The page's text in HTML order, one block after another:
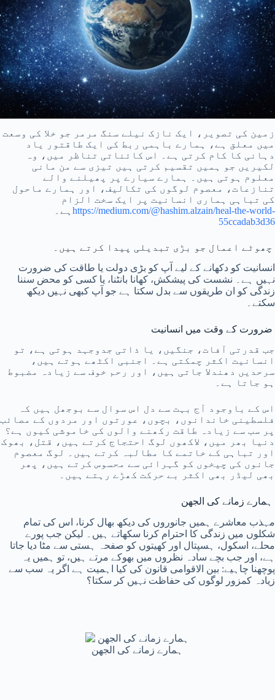
زمین کی تصویر، ایک نازک نیلے سنگ مرمر جو خلا کی وسعت
میں معلق ہے، ہمارے باہمی ربط کی ایک طاقتور یاد
دہانی کا کام کرتی ہے۔ اس کائناتی تناظر میں، وہ
لکیریں جو ہمیں تقسیم کرتی ہیں تیزی سے من مانی
معلوم ہوتی ہیں۔ ہمارے سیارے پر پھیلنے والے
تنازعات، معصوم لوگوں کی تکالیف، اور ہمارے ماحول
کی تباہی ہماری انسانیت پر ایک سخت الزام
ہے۔ https://medium.com/@hashim.alzain/heal-the-world-
55ccadab3d36
چھوٹے اعمال جو بڑی تبدیلی پیدا کرتے ہیں۔
انسانیت کو دکھانے کے لیے آپ کو بڑی دولت یا طاقت کی ضرورت
نہیں ہے۔ نشست کی پیشکش، کھانا بانٹنا، یا کسی کو محض سننا
زندگی کو ان طریقوں سے بدل سکتا ہے جو آپ کبھی نہیں دیکھ
سکتے۔
ضرورت کے وقت میں انسانیت
جب قدرتی آفات، جنگیں، یا ذاتی جدوجہد ہوتی ہے، تو
انسانیت اکثر چمکتی ہے۔ اجنبی اکٹھے ہوتے ہیں،
سرحدیں دھندلا جاتی ہیں، اور رحم خوف سے زیادہ مضبوط
ہو جاتا ہے۔
اس کے باوجود آج بہت سے دل اس سوال سے بوجھل ہیں کہ
فلسطینی خاندانوں، بچوں، عورتوں اور مردوں کے مصائب
پر سب سے زیادہ طاقت رکھنے والوں کی خاموشی کیوں ہے؟
دنیا بھر میں، لاکھوں لوگ احتجاج کرتے ہیں، قتل، بھوک
اور تباہی کے خاتمے کا مطالبہ کرتے ہیں۔ لوگ معصوم
جانوں کی چیخوں کو گہرائی سے محسوس کرتے ہیں، پھر
بھی لیڈر بھی اکثر بے حرکت کھڑے رہتے ہیں۔
ہمارے زمانے کی الجھن
مہذب معاشرے ہمیں جانوروں کی دیکھ بھال کرنا، اس کی تمام
شکلوں میں زندگی کا احترام کرنا سکھاتے ہیں۔ لیکن جب پورے
محلے، اسکول، ہسپتال اور کھیتوں کو صفحہ ہستی سے مٹا دیا جاتا
ہے، اور جب بچے سادہ نظروں میں بھوکے مرتے ہیں، تو ہمیں یہ
پوچھنا چاہیے: بین الاقوامی قانون کی کیا اہمیت ہے اگر یہ سب سے
زیادہ کمزور لوگوں کی حفاظت نہیں کر سکتا؟
ہمارے زمانے کی الجھن